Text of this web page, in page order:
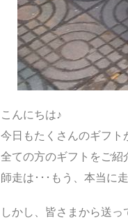
こんにちは♪
今日もたくさんのギフト
全ての方のギフトをご紹
師走は･･･もう、本当に
しかし、皆さまから送